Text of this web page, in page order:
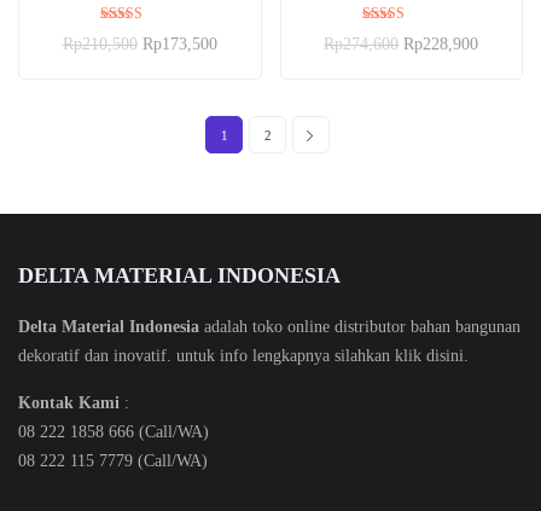
Dinilai
5.00
Rp210,500 Rp173,500
Dinilai
5.00
Rp274,600 Rp228,900
1 2
DELTA MATERIAL INDONESIA
Delta Material Indonesia adalah toko online distributor bahan bangunan
dekoratif dan inovatif. untuk info lengkapnya silahkan klik disini.
Kontak Kami :
08 222 1858 666 (Call/WA)
08 222 115 7779 (Call/WA)